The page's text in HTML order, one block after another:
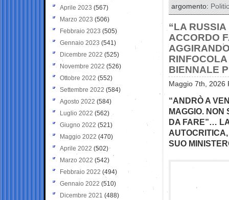
argomento:
“LA
ACCORDO
BIENNALE
Maggio 7th, 2026
“ANDRÒ A
MAGGIO. NON
DA FARE”…
SUO
Aprile 2023 (567)
Marzo 2023 (506)
Febbraio 2023 (505)
Gennaio 2023 (541)
Dicembre 2022 (525)
Novembre 2022 (526)
Ottobre 2022 (552)
Settembre 2022 (584)
Agosto 2022 (584)
Luglio 2022 (562)
Giugno 2022 (521)
Maggio 2022 (470)
Aprile 2022 (502)
Marzo 2022 (542)
Febbraio 2022 (494)
Gennaio 2022 (510)
Dicembre 2021 (488)